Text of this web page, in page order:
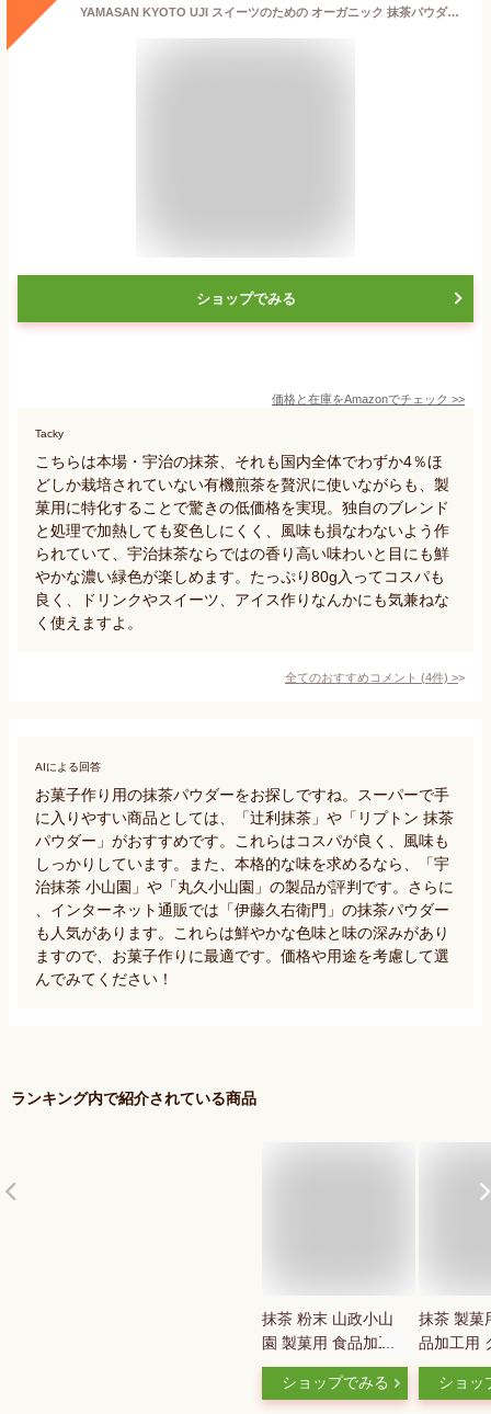
YAMASAN KYOTO UJI スイーツのための オーガニック 抹茶パウダー 80g 有機 宇治抹茶 有機抹茶 製菓用 オーガニック
ショップでみる
価格と在庫をAmazonでチェック >>
Tacky
こちらは本場・宇治の抹茶、それも国内全体でわずか4％ほ
どしか栽培されていない有機煎茶を贅沢に使いながらも、製
菓用に特化することで驚きの低価格を実現。独自のブレンド
と処理で加熱しても変色しにくく、風味も損なわないよう作
られていて、宇治抹茶ならではの香り高い味わいと目にも鮮
やかな濃い緑色が楽しめます。たっぷり80g入ってコスパも
良く、ドリンクやスイーツ、アイス作りなんかにも気兼ねな
く使えますよ。
全てのおすすめコメント (4件) >
AIによる回答
お菓子作り用の抹茶パウダーをお探しですね。スーパーで手
に入りやすい商品としては、「辻利抹茶」や「リプトン 抹茶
パウダー」がおすすめです。これらはコスパが良く、風味も
しっかりしています。また、本格的な味を求めるなら、「宇
治抹茶 小山園」や「丸久小山園」の製品が評判です。さらに
、インターネット通販では「伊藤久右衛門」の抹茶パウダー
も人気があります。これらは鮮やかな色味と味の深みがあり
ますので、お菓子作りに最適です。価格や用途を考慮して選
んでみてください！
ランキング内で紹介されている商品
抹茶 粉末 山政小山
園 製菓用 食品加工
用抹茶 特B 100g 袋
入り [ 正規販売店 京
ショップでみる
抹茶 製菓
品加工用
特A 100g
パウダー
ショッ